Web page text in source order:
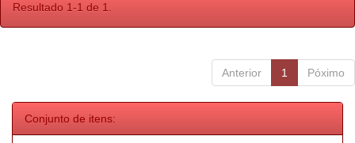
Resultado 1-1 de 1.
Anterior 1 Póximo
Conjunto de itens: